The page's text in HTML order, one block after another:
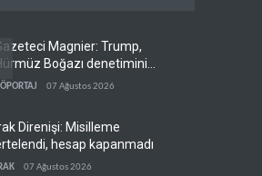
Magnier: Trump,
Boğazı denetimini
İran ve Umman'a
07 Ağustos 2026
Direnişi: Misilleme
hesap kapanmadı
IRAK 07 Ağustos 2026